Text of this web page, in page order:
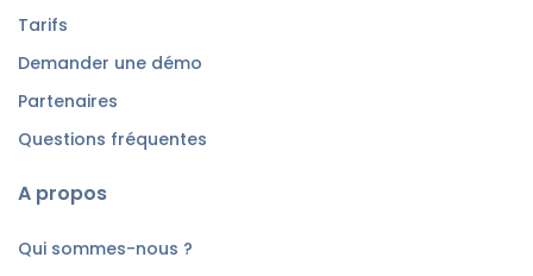
Tarifs
Demander une démo
Partenaires
Questions fréquentes
A propos
Qui sommes-nous ?